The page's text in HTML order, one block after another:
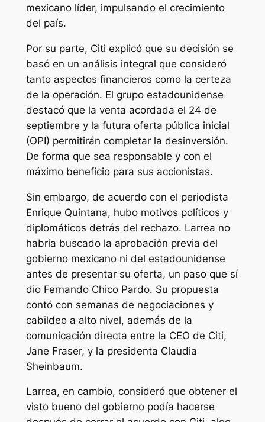
mexicano líder, impulsando el crecimiento
del país.
Por su parte, Citi explicó que su decisión se
basó en un análisis integral que consideró
tanto aspectos financieros como la certeza
de la operación. El grupo estadounidense
destacó que la venta acordada el 24 de
septiembre y la futura oferta pública inicial
(OPI) permitirán completar la desinversión.
De forma que sea responsable y con el
máximo beneficio para sus accionistas.
Sin embargo, de acuerdo con el periodista
Enrique Quintana, hubo motivos políticos y
diplomáticos detrás del rechazo. Larrea no
habría buscado la aprobación previa del
gobierno mexicano ni del estadounidense
antes de presentar su oferta, un paso que sí
dio Fernando Chico Pardo. Su propuesta
contó con semanas de negociaciones y
cabildeo a alto nivel, además de la
comunicación directa entre la CEO de Citi,
Jane Fraser, y la presidenta Claudia
Sheinbaum.
Larrea, en cambio, consideró que obtener el
visto bueno del gobierno podía hacerse